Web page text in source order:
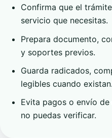
Confirma que el
servicio que necesitas.
Prepara documento,
y soportes previos.
Guarda radicados,
legibles cuando existan.
Evita pagos o envío
no puedas verificar.